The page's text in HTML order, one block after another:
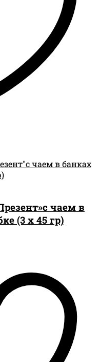
чаем в
(3 х 45 гр)